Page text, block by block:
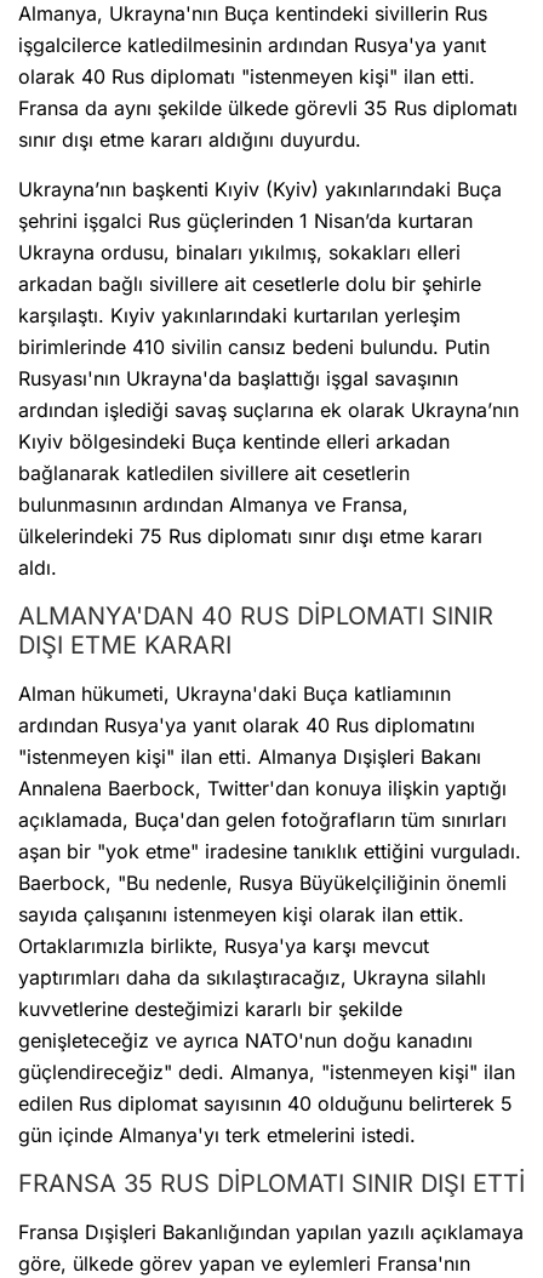
Almanya, Ukrayna'nın Buça kentindeki sivillerin Rus
işgalcilerce katledilmesinin ardından Rusya'ya yanıt
olarak 40 Rus diplomatı "istenmeyen kişi" ilan etti.
Fransa da aynı şekilde ülkede görevli 35 Rus diplomatı
sınır dışı etme kararı aldığını duyurdu.
Ukrayna’nın başkenti Kıyiv (Kyiv) yakınlarındaki Buça
şehrini işgalci Rus güçlerinden 1 Nisan’da kurtaran
Ukrayna ordusu, binaları yıkılmış, sokakları elleri
arkadan bağlı sivillere ait cesetlerle dolu bir şehirle
karşılaştı. Kıyiv yakınlarındaki kurtarılan yerleşim
birimlerinde 410 sivilin cansız bedeni bulundu. Putin
Rusyası'nın Ukrayna'da başlattığı işgal savaşının
ardından işlediği savaş suçlarına ek olarak Ukrayna’nın
Kıyiv bölgesindeki Buça kentinde elleri arkadan
bağlanarak katledilen sivillere ait cesetlerin
bulunmasının ardından Almanya ve Fransa,
ülkelerindeki 75 Rus diplomatı sınır dışı etme kararı
aldı.
ALMANYA'DAN 40 RUS DİPLOMATI SINIR
DIŞI ETME KARARI
Alman hükumeti, Ukrayna'daki Buça katliamının
ardından Rusya'ya yanıt olarak 40 Rus diplomatını
"istenmeyen kişi" ilan etti. Almanya Dışişleri Bakanı
Annalena Baerbock, Twitter'dan konuya ilişkin yaptığı
açıklamada, Buça'dan gelen fotoğrafların tüm sınırları
aşan bir "yok etme" iradesine tanıklık ettiğini vurguladı.
Baerbock, "Bu nedenle, Rusya Büyükelçiliğinin önemli
sayıda çalışanını istenmeyen kişi olarak ilan ettik.
Ortaklarımızla birlikte, Rusya'ya karşı mevcut
yaptırımları daha da sıkılaştıracağız, Ukrayna silahlı
kuvvetlerine desteğimizi kararlı bir şekilde
genişleteceğiz ve ayrıca NATO'nun doğu kanadını
güçlendireceğiz" dedi. Almanya, "istenmeyen kişi" ilan
edilen Rus diplomat sayısının 40 olduğunu belirterek 5
gün içinde Almanya'yı terk etmelerini istedi.
FRANSA 35 RUS DİPLOMATI SINIR DIŞI ETTİ
Fransa Dışişleri Bakanlığından yapılan yazılı açıklamaya
göre, ülkede görev yapan ve eylemleri Fransa'nın